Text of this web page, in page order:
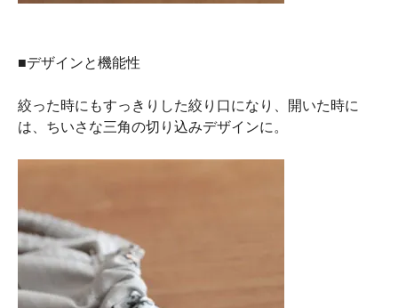
■デザインと機能性
絞った時にもすっきりした絞り口になり、開いた時に
は、ちいさな三角の切り込みデザインに。